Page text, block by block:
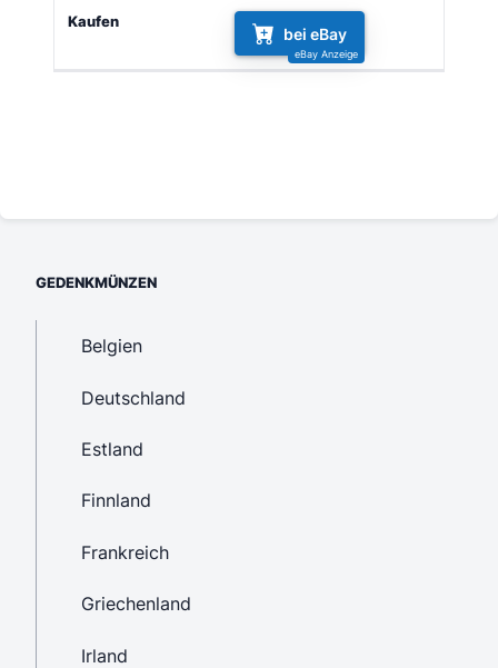
bei eBay
GEDENKMÜNZEN
Belgien
Deutschland
Estland
Finnland
Frankreich
Griechenland
Irland